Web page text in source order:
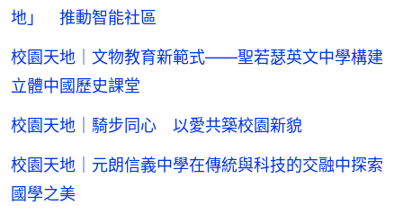
地」 推動智能社區
校園天地｜文物教育新範式——聖若瑟英文中學構建
立體中國歷史課堂
校園天地｜騎步同心 以愛共築校園新貌
校園天地｜元朗信義中學在傳統與科技的交融中探索
國學之美